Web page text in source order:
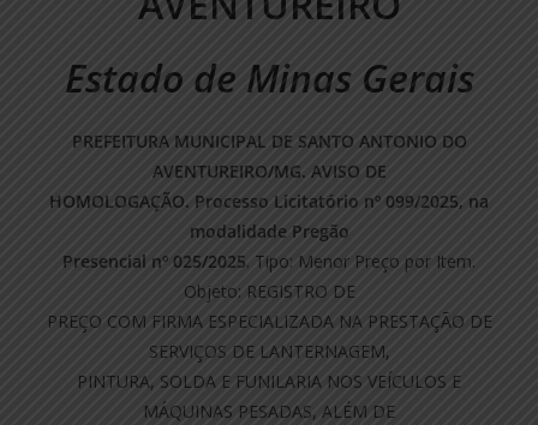
Estado de Minas Gerais
PREFEITURA MUNICIPAL DE SANTO ANTONIO DO
AVENTUREIRO/MG. AVISO DE
HOMOLOGAÇÃO. Processo Licitatório nº 099/2025, na
modalidade Pregão
Presencial nº 025/2025. Tipo: Menor Preço por Item.
Objeto: REGISTRO DE
PREÇO COM FIRMA ESPECIALIZADA NA PRESTAÇÃO DE
SERVIÇOS DE LANTERNAGEM,
PINTURA, SOLDA E FUNILARIA NOS VEÍCULOS E
MÁQUINAS PESADAS, ALÉM DE